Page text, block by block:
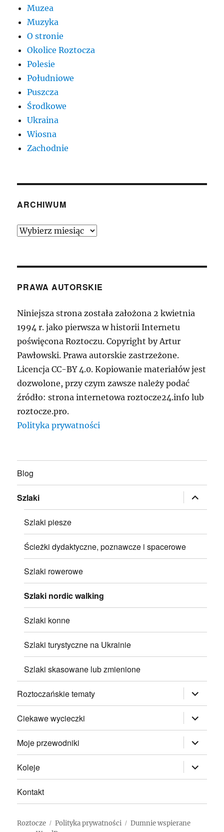
Muzea
Muzyka
O stronie
Okolice Roztocza
Polesie
Południowe
Puszcza
Środkowe
Ukraina
Wiosna
Zachodnie
ARCHIWUM
Archiwum
PRAWA AUTORSKIE
Niniejsza strona została założona 2 kwietnia
1994 r. jako pierwsza w historii Internetu
poświęcona Roztoczu. Copyright by Artur
Pawłowski. Prawa autorskie zastrzeżone.
Licencja CC-BY 4.0. Kopiowanie materiałów jest
dozwolone, przy czym zawsze należy podać
źródło: strona internetowa roztocze24.info lub
roztocze.pro.
Polityka prywatności
Blog
Szlaki rozwiń
menu
potomne
Szlaki piesze
Ścieżki dydaktyczne, poznawcze i spacerowe
Szlaki rowerowe
Szlaki nordic walking
Szlaki konne
Szlaki turystyczne na Ukrainie
Szlaki skasowane lub zmienione
Roztoczańskie tematy rozwiń
menu
potomne
Ciekawe wycieczki
rozwiń
menu
potomne
Moje przewodniki
rozwiń
menu
potomne
Koleje
rozwiń
menu
potomne
Kontakt
Roztocze Polityka prywatności
Dumnie wspierane